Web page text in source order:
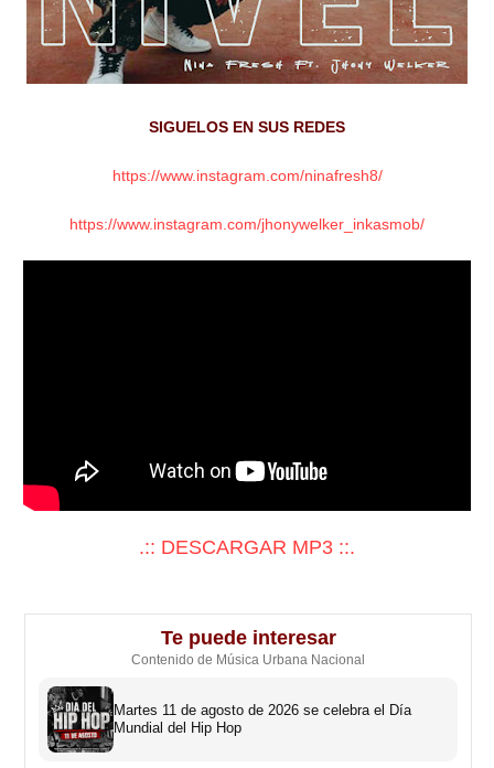
SIGUELOS EN SUS REDES
https://www.instagram.com/ninafresh8/
https://www.instagram.com/jhonywelker_inkasmob/
.:: DESCARGAR MP3 ::.
Te puede interesar
Contenido de Música Urbana Nacional
Martes 11 de agosto de 2026 se celebra el Día
Mundial del Hip Hop